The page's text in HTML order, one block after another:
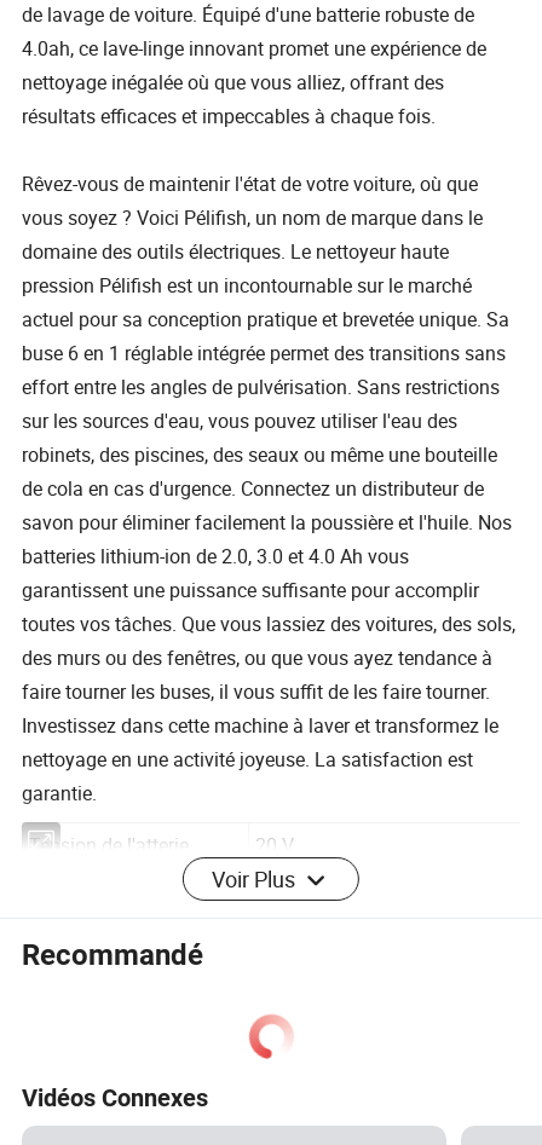
de lavage de voiture. Équipé d'une batterie robuste de
4.0ah, ce lave-linge innovant promet une expérience de
nettoyage inégalée où que vous alliez, offrant des
résultats efficaces et impeccables à chaque fois.
Rêvez-vous de maintenir l'état de votre voiture, où que
vous soyez ? Voici Pélifish, un nom de marque dans le
domaine des outils électriques. Le nettoyeur haute
pression Pélifish est un incontournable sur le marché
actuel pour sa conception pratique et brevetée unique. Sa
buse 6 en 1 réglable intégrée permet des transitions sans
effort entre les angles de pulvérisation. Sans restrictions
sur les sources d'eau, vous pouvez utiliser l'eau des
robinets, des piscines, des seaux ou même une bouteille
de cola en cas d'urgence. Connectez un distributeur de
savon pour éliminer facilement la poussière et l'huile. Nos
batteries lithium-ion de 2.0, 3.0 et 4.0 Ah vous
garantissent une puissance suffisante pour accomplir
toutes vos tâches. Que vous lassiez des voitures, des sols,
des murs ou des fenêtres, ou que vous ayez tendance à
faire tourner les buses, il vous suffit de les faire tourner.
Investissez dans cette machine à laver et transformez le
nettoyage en une activité joyeuse. La satisfaction est
garantie.
Tension de l'atterie
20 V.
Capacité de la batterie
2,0 Ah/3,0 Ah/4,0 Ah
Débit nominal
> 3.5m. (MAX : 4,0 m)
Vitesse de réponse de
pulvérisation
Voir Plus
Recommandé
Vidéos Connexes